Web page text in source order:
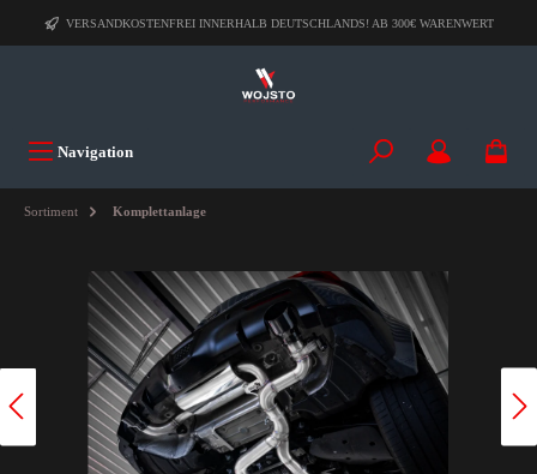
VERSANDKOSTENFREI INNERHALB DEUTSCHLANDS! AB 300€ WARENWERT
Navigation
Sortiment Komplettanlage